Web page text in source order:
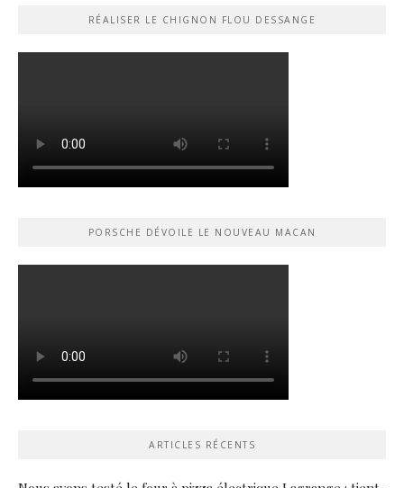
RÉALISER LE CHIGNON FLOU DESSANGE
PORSCHE DÉVOILE LE NOUVEAU MACAN
ARTICLES RÉCENTS